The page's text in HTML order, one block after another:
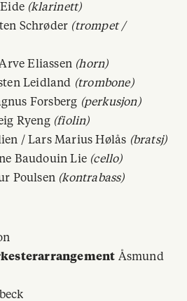
(klarinett)
Schrøder (trompet /
Eliassen (horn)
Leidland (trombone)
Forsberg (perkusjon)
Ryeng (fiolin)
/ Lars Marius Hølås (bratsj)
Baudouin Lie (cello)
Poulsen (kontrabass)
Åsmund